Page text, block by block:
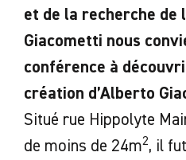
et de la recherche de
Giacometti nous
conférence à
création d’Alberto
Situé rue Hippolyte
de moins de 24m2, il